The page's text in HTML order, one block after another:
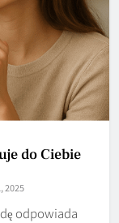
do Ciebie
2025
odpowiada